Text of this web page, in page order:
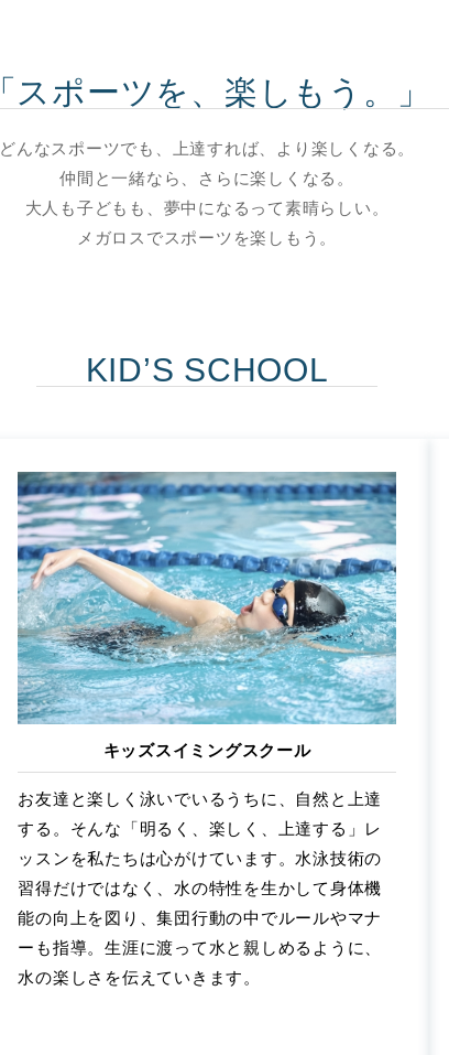
「スポーツを、楽しもう。」
どんなスポーツでも、上達すれば、より楽しくなる。
仲間と一緒なら、さらに楽しくなる。
大人も子どもも、夢中になるって素晴らしい。
メガロスでスポーツを楽しもう。
KID’S SCHOOL
キッズスイミングスクール
お友達と楽しく泳いでいるうちに、自然と上達
する。そんな「明るく、楽しく、上達する」レ
ッスンを私たちは心がけています。水泳技術の
習得だけではなく、水の特性を生かして身体機
能の向上を図り、集団行動の中でルールやマナ
ーも指導。生涯に渡って水と親しめるように、
水の楽しさを伝えていきます。